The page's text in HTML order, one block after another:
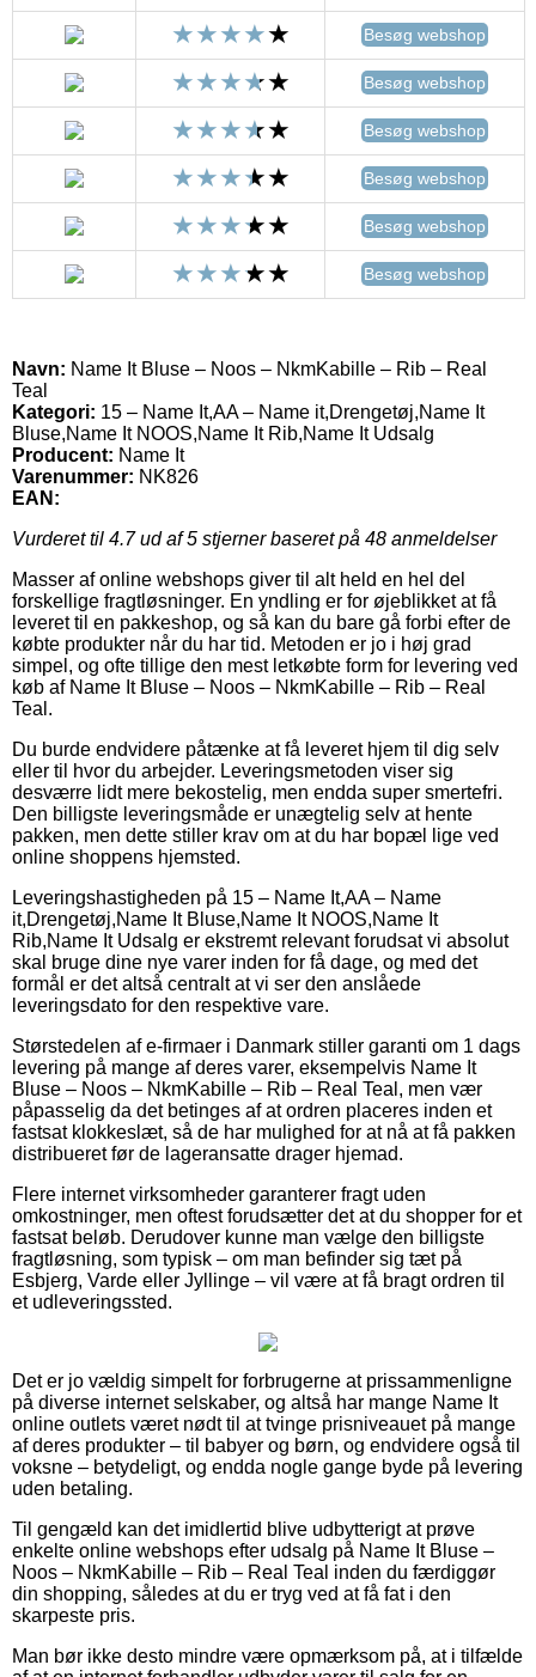
Besøg webshop
Besøg webshop
Besøg webshop
Besøg webshop
Besøg webshop
Besøg webshop
Navn: Name It Bluse – Noos – NkmKabille – Rib – Real
Teal
Kategori: 15 – Name It,AA – Name it,Drengetøj,Name It
Bluse,Name It NOOS,Name It Rib,Name It Udsalg
Producent: Name It
Varenummer: NK826
EAN:
Vurderet til 4.7ud af 5 stjerner baseret på 48 anmeldelser
Masser af online webshops giver til alt held en hel del
forskellige fragtløsninger. En yndling er for øjeblikket at få
leveret til en pakkeshop, og så kan du bare gå forbi efter de
købte produkter når du har tid. Metoden er jo i høj grad
simpel, og ofte tillige den mest letkøbte form for levering ved
køb af Name It Bluse – Noos – NkmKabille – Rib – Real
Teal.
Du burde endvidere påtænke at få leveret hjem til dig selv
eller til hvor du arbejder. Leveringsmetoden viser sig
desværre lidt mere bekostelig, men endda super smertefri.
Den billigste leveringsmåde er unægtelig selv at hente
pakken, men dette stiller krav om at du har bopæl lige ved
online shoppens hjemsted.
Leveringshastigheden på 15 – Name It,AA – Name
it,Drengetøj,Name It Bluse,Name It NOOS,Name It
Rib,Name It Udsalg er ekstremt relevant forudsat vi absolut
skal bruge dine nye varer inden for få dage, og med det
formål er det altså centralt at vi ser den anslåede
leveringsdato for den respektive vare.
Størstedelen af e-firmaer i Danmark stiller garanti om 1 dags
levering på mange af deres varer, eksempelvis Name It
Bluse – Noos – NkmKabille – Rib – Real Teal, men vær
påpasselig da det betinges af at ordren placeres inden et
fastsat klokkeslæt, så de har mulighed for at nå at få pakken
distribueret før de lageransatte drager hjemad.
Flere internet virksomheder garanterer fragt uden
omkostninger, men oftest forudsætter det at du shopper for et
fastsat beløb. Derudover kunne man vælge den billigste
fragtløsning, som typisk – om man befinder sig tæt på
Esbjerg, Varde eller Jyllinge – vil være at få bragt ordren til
et udleveringssted.
Det er jo vældig simpelt for forbrugerne at prissammenligne
på diverse internet selskaber, og altså har mange Name It
online outlets været nødt til at tvinge prisniveauet på mange
af deres produkter – til babyer og børn, og endvidere også til
voksne – betydeligt, og endda nogle gange byde på levering
uden betaling.
Til gengæld kan det imidlertid blive udbytterigt at prøve
enkelte online webshops efter udsalg på Name It Bluse –
Noos – NkmKabille – Rib – Real Teal inden du færdiggør
din shopping, således at du er tryg ved at få fat i den
skarpeste pris.
Man bør ikke desto mindre være opmærksom på, at i tilfælde